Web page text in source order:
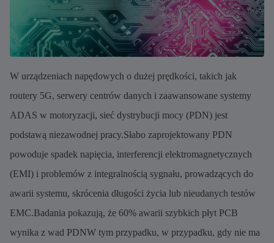
W urządzeniach napędowych o dużej prędkości, takich jak
routery 5G, serwery centrów danych i zaawansowane systemy
ADAS w motoryzacji, sieć dystrybucji mocy (PDN) jest
podstawą niezawodnej pracy.Słabo zaprojektowany PDN
powoduje spadek napięcia, interferencji elektromagnetycznych
(EMI) i problemów z integralnością sygnału, prowadzących do
awarii systemu, skrócenia długości życia lub nieudanych testów
EMC.Badania pokazują, że 60% awarii szybkich płyt PCB
wynika z wad PDNW tym przypadku, w przypadku, gdy nie ma